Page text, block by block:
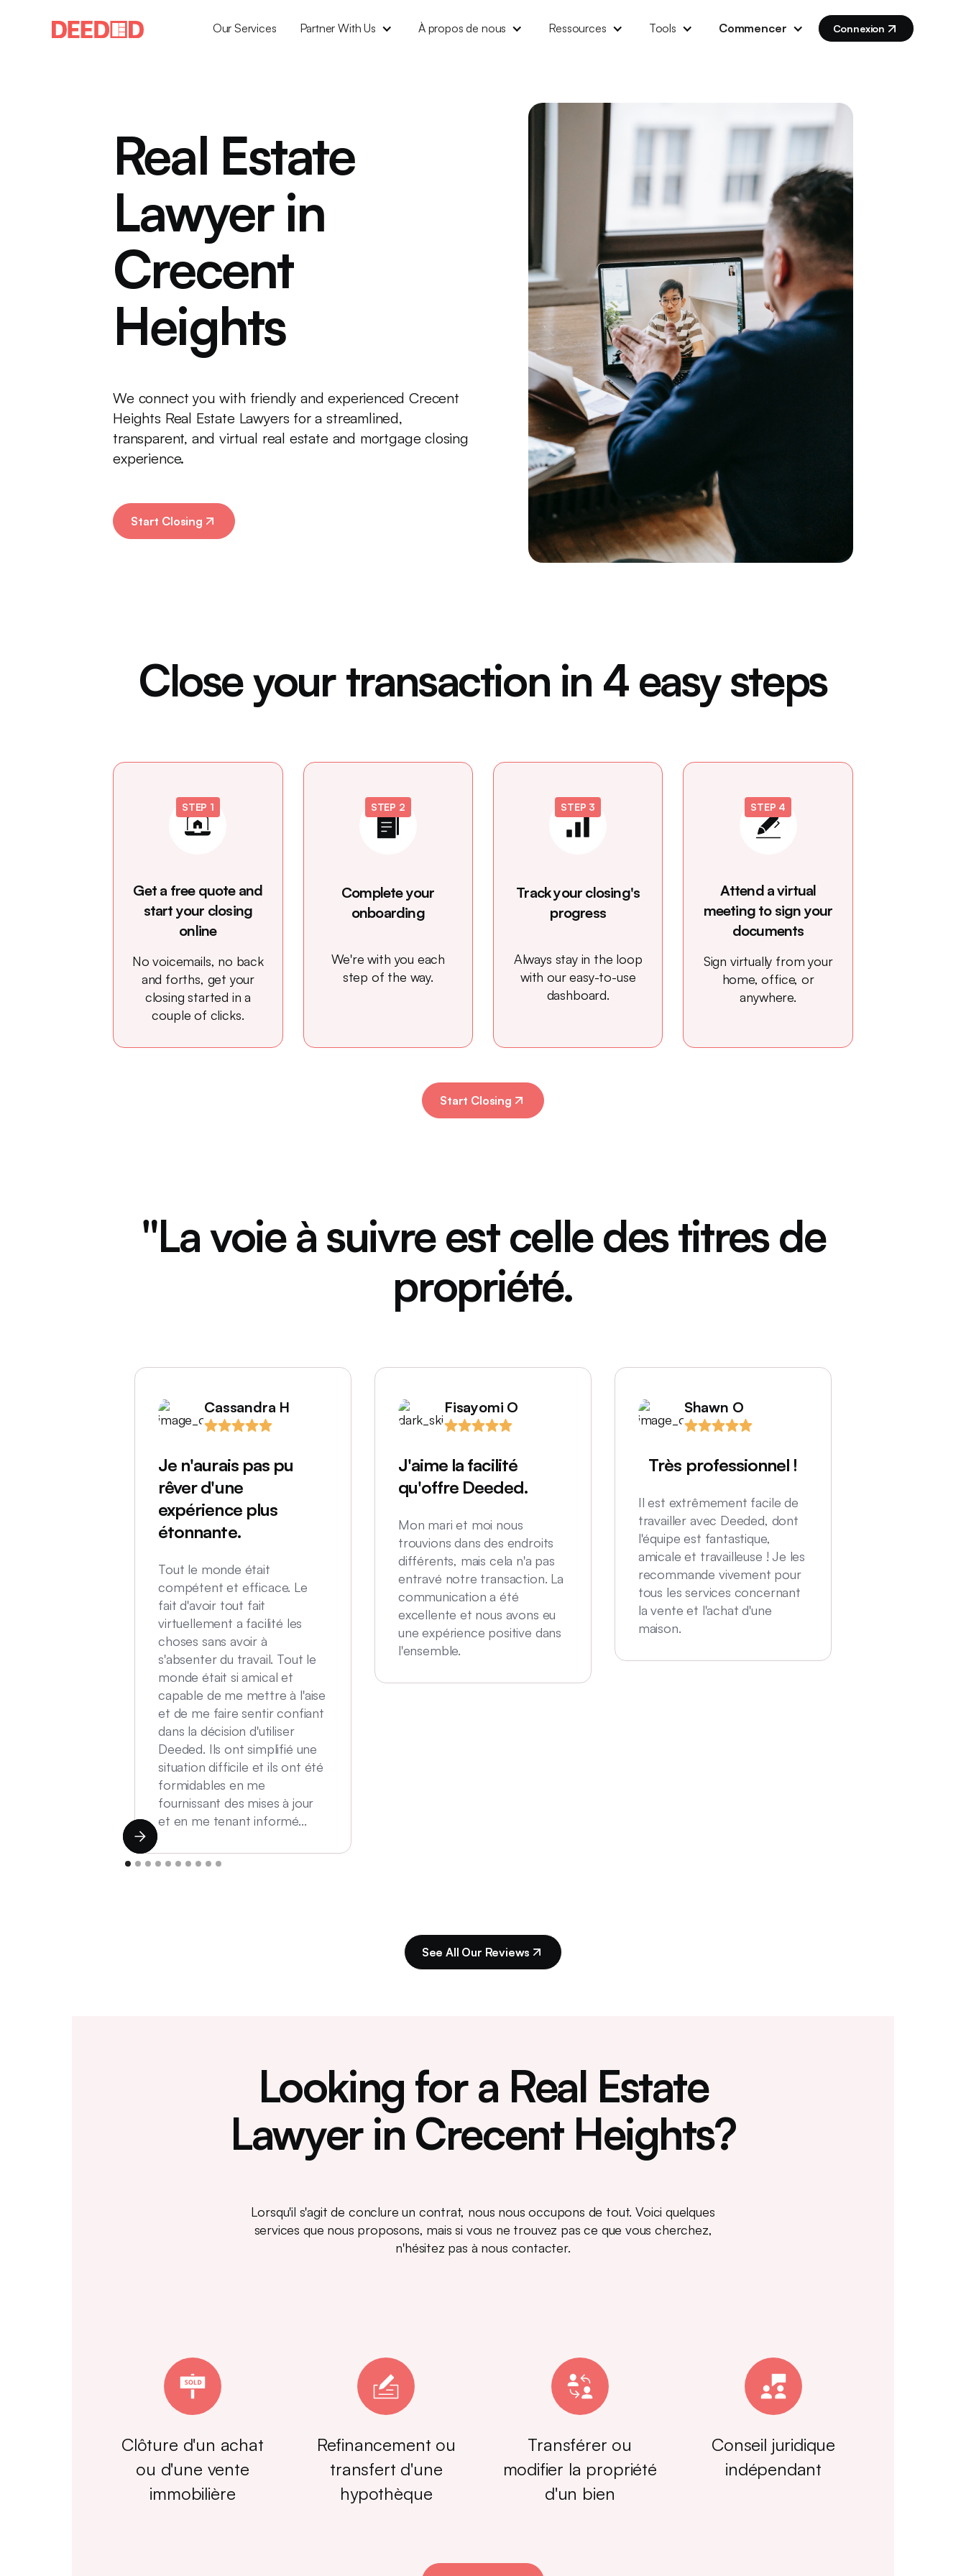
Our Services Partner With Us À propos de nous Ressources Tools Commencer Connexion
Real Estate
Lawyer in
Crecent
Heights
We connect you with friendly and experienced Crecent
Heights Real Estate Lawyers for a streamlined,
transparent, and virtual real estate and mortgage closing
experience.
Start Closing
Close your transaction in 4 easy steps
STEP 1
Get a free quote and
start your closing
online
No voicemails, no back
and forths, get your
closing started in a
couple of clicks.
STEP 2
Complete your
onboarding
We're with you each
step of the way.
STEP 3
Track your closing's
progress
Always stay in the loop
with our easy-to-use
dashboard.
STEP 4
Attend a virtual
meeting to sign your
documents
Sign virtually from your
home, office, or
anywhere.
Start Closing
"La voie à suivre est celle des titres de
propriété.
Cassandra H
Je n'aurais pas pu
rêver d'une
expérience plus
étonnante.
Tout le monde était
compétent et efficace. Le
fait d'avoir tout fait
virtuellement a facilité les
choses sans avoir à
s'absenter du travail. Tout le
monde était si amical et
capable de me mettre à l'aise
et de me faire sentir confiant
dans la décision d'utiliser
Deeded. Ils ont simplifié une
situation difficile et ils ont été
formidables en me
fournissant des mises à jour
et en me tenant informé...
Fisayomi O
J'aime la facilité
qu'offre Deeded.
Mon mari et moi nous
trouvions dans des endroits
différents, mais cela n'a pas
entravé notre transaction. La
communication a été
excellente et nous avons eu
une expérience positive dans
l'ensemble.
Shawn O
Très professionnel !
Il est extrêmement facile de
travailler avec Deeded, dont
l'équipe est fantastique,
amicale et travailleuse ! Je les
recommande vivement pour
tous les services concernant
la vente et l'achat d'une
maison.
See All Our Reviews
Looking for a Real Estate
Lawyer in Crecent Heights?
Lorsqu'il s'agit de conclure un contrat, nous nous occupons de tout. Voici quelques
services que nous proposons, mais si vous ne trouvez pas ce que vous cherchez,
n'hésitez pas à nous contacter.
Clôture d'un achat
ou d'une vente
immobilière
Refinancement ou
transfert d'une
hypothèque
Transférer ou
modifier la propriété
d'un bien
Conseil juridique
indépendant